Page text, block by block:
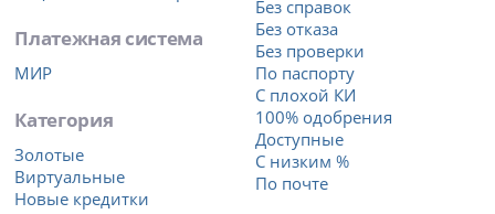
Платежная система
МИР
Категория
Золотые
Виртуальные
Новые кредитки
Без справок
Без отказа
Без проверки
По паспорту
С плохой КИ
100% одобрения
Доступные
С низким %
По почте